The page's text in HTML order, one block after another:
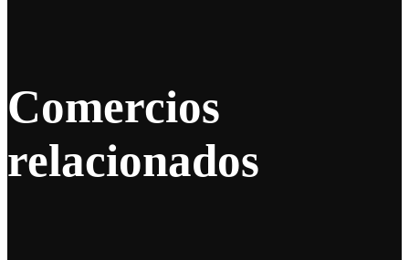
Comercios
relacionados